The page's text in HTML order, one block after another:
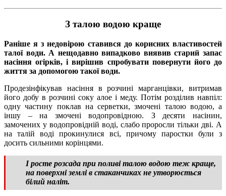
З талою водою краще
Раніше я з недовірою ставився до корисних властивостей
талої води. А нещодавно випадково виявив старий запас
насіння огірків, і вирішив спробувати повернути його до
життя за допомогою такої води.
Продезінфікував насіння в розчині марганцівки, витримав
його добу в розчині соку алое і меду. Потім розділив навпіл:
одну частину поклав на серветки, змочені талою водою, а
іншу – на змочені водопровідною. З десяти насінин,
замочених у водопровідній воді, слабо проросли тільки дві. А
на талій воді прокинулися всі, причому паростки були з
досить сильними корінцями.
І росте розсада при поливі талою водою теж краще,
на поверхні землі в стаканчиках не утворюється
білий наліт.